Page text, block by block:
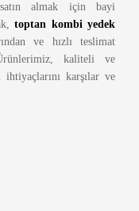
almak için bayi
toptan kombi yedek
ve hızlı teslimat
kaliteli ve
karşılar ve